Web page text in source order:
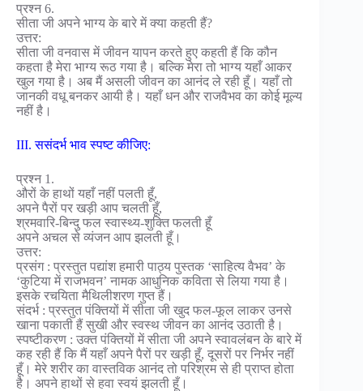
प्रश्न 6.
सीता जी अपने भाग्य के बारे में क्या कहती हैं?
उत्तर:
सीता जी वनवास में जीवन यापन करते हुए कहती हैं कि कौन
कहता है मेरा भाग्य रूठ गया है। बल्कि मेरा तो भाग्य यहाँ आकर
खुल गया है। अब मैं असली जीवन का आनंद ले रही हूँ। यहाँ तो
जानकी वधू बनकर आयी है। यहाँ धन और राजवैभव का कोई मूल्य
नहीं है।
III. ससंदर्भ भाव स्पष्ट कीजिए:
प्रश्न 1.
औरों के हाथों यहाँ नहीं पलती हूँ,
अपने पैरों पर खड़ी आप चलती हूँ,
श्रमवारि-बिन्दु फल स्वास्थ्य-शुक्ति फलती हूँ
अपने अचल से व्यंजन आप झलती हूँ।
उत्तर:
प्रसंग : प्रस्तुत पद्यांश हमारी पाठ्य पुस्तक ‘साहित्य वैभव’ के
‘कुटिया में राजभवन’ नामक आधुनिक कविता से लिया गया है।
इसके रचयिता मैथिलीशरण गुप्त हैं।
संदर्भ : प्रस्तुत पंक्तियों में सीता जी खुद फल-फूल लाकर उनसे
खाना पकाती हैं सुखी और स्वस्थ जीवन का आनंद उठाती है।
स्पष्टीकरण : उक्त पंक्तियों में सीता जी अपने स्वावलंबन के बारे में
कह रही हैं कि मैं यहाँ अपने पैरों पर खड़ी हूँ, दूसरों पर निर्भर नहीं
हूँ। मेरे शरीर का वास्तविक आनंद तो परिश्रम से ही प्राप्त होता
है। अपने हाथों से हवा स्वयं झलती हूँ।